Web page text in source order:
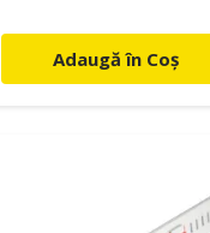
Adaugă în Coș